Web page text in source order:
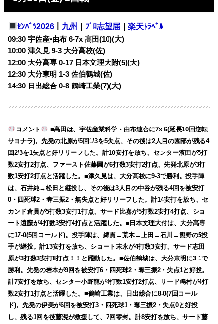
ｾﾝﾊﾞﾂ2026｜ 九州 ﾌﾟﾛ志望届｜ 楽天ﾄﾗﾍﾞﾙ
09:30 宇佐産•由布 6-7x 高田(10)(大)
10:00 津久見 9-3 大分高校(佐)
12:00 大分高専 0-17 日本文理大附(5)(大)
12:30 大分東明 1-3 佐伯鶴城(佐)
14:30 日出総合 0-8 鶴崎工業(7)(大)
コメント
■高田は、宇佐産業科学・由布連合に7x-6(延長10回逆転
サヨナラ)。先発の北原が5回1/3を5失点、その後は2人目の園部が残る4
回2/3を1失点と好リリーフした。計10安打を放ち、センター濱田が5打
数2安打2打点、ファースト佐藤圓が6打数3安打2打点、先発北原が3打
数1安打2打点と活躍した。■津久見は、大分高校に9-3で勝利。投手陣
は、石井純→松田と継投し、その後は3人目の中谷が残る4回を被安打
0・四死球2・奪三振2・無失点と好リリーフした。計14安打を放ち、セ
カンド倉員が5打数3安打1打点、サード比嘉が5打数2安打4打点、ショ
ート遠藤が4打数3安打4打点と活躍した。■日本文理大付は、大分高専
に17-0(5回コールド)。投手陣は、綿貫→荒木→上田→石川→熊野の5投
手が継投。計13安打を放ち、ショート末永が4打数3安打、サード志田
原が3打数3安打8打点！！と躍動した。■佐伯鶴城は、大分東明に3-1で
勝利。先発の岩本が9回を被安打6・四死球2・奪三振2・失点1と好投。
計7安打を放ち、センター小野龍が4打数1安打2打点、サード嶋村が4打
数2安打1打点と活躍した。■鶴崎工業は、日出総合に8-0(7回コール
ド)。先発の伊美が6回を被安打3・四死球1・奪三振2・失点0と好投
し、残る1回を後藤滉が救援して、7回零封。計8安打を放ち、サード藤